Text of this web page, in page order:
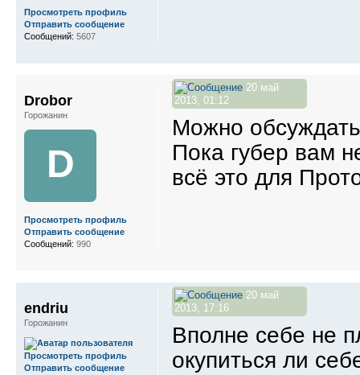
Просмотреть профиль
Отправить сообщение
Сообщений: 5607
20 май
2013, 01:12
Можно
Пока губер вам
всё это для
Drobor
Горожанин
D
Просмотреть профиль
Отправить сообщение
Сообщений: 990
20 май
2013, 17:16
Вполне себе не
окупиться ли
endriu
Горожанин
Просмотреть профиль
Отправить сообщение